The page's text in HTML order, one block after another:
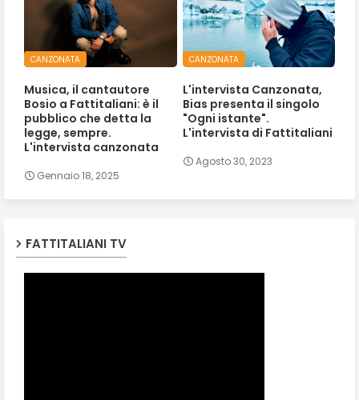
CANZONATA
Musica, il cantautore
Bosio a Fattitaliani: è il
pubblico che detta la
legge, sempre.
L'intervista canzonata
Gennaio 18, 2025
CANZONATA
L'intervista Canzonata,
Bias presenta il singolo
"Ogni istante".
L'intervista di Fattitaliani
Agosto 30, 2023
FATTITALIANI TV